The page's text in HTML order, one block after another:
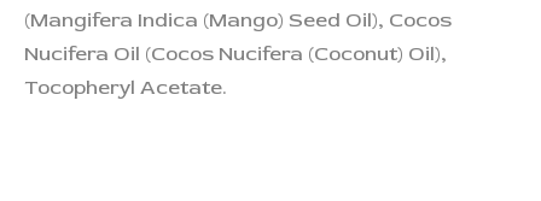
(Mangifera Indica (Mango) Seed Oil), Cocos
Nucifera Oil (Cocos Nucifera (Coconut) Oil),
Tocopheryl Acetate.